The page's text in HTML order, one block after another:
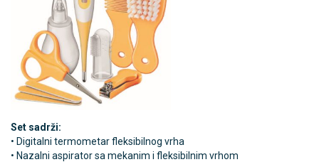
Set sadrži:
• Digitalni termometar fleksibilnog vrha
• Nazalni aspirator sa mekanim i fleksibilnim vrhom